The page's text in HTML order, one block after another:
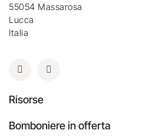
55054 Massarosa
Lucca
Italia
Risorse
Bomboniere in offerta